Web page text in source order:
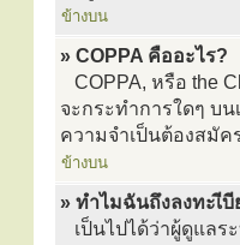
ข้างบน
» COPPA คืออะไร?
COPPA, หรือ the
จะกระทำการใดๆ บ
ความจำเป็นต้องสมัค
ข้างบน
» ทำไมฉันถึงลงทะเีบี
เป็นไปได้ว่าผู้ดูแลร